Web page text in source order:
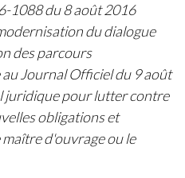
1088 du 8 août 2016
du dialogue
des parcours
Journal Officiel du 9 août
juridique pour lutter contre
obligations et
d'ouvrage ou le